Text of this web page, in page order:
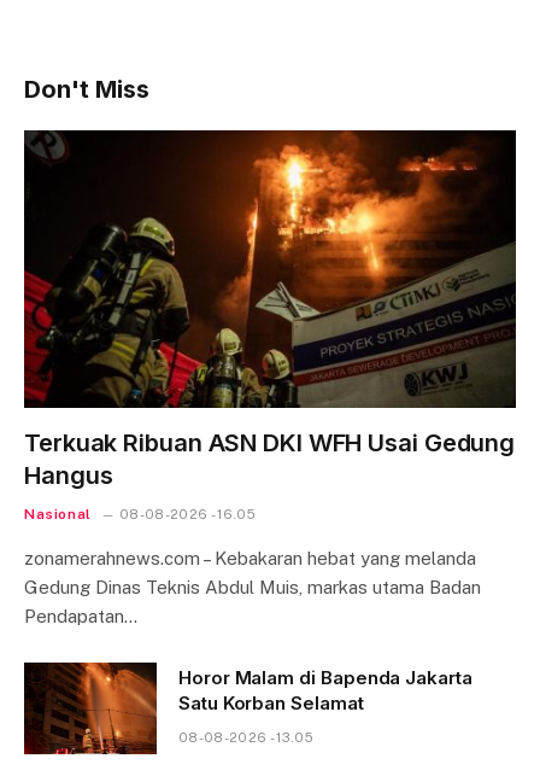
Don't Miss
Terkuak Ribuan ASN DKI WFH Usai Gedung
Hangus
Nasional 08-08-2026 - 16.05
zonamerahnews.com – Kebakaran hebat yang melanda
Gedung Dinas Teknis Abdul Muis, markas utama Badan
Pendapatan…
Horor Malam di Bapenda Jakarta
Satu Korban Selamat
08-08-2026 - 13.05